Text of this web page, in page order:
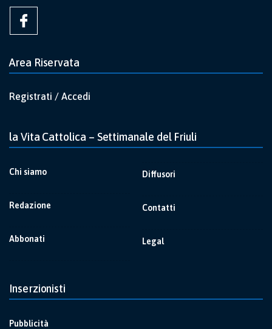
Area Riservata
Registrati / Accedi
la Vita Cattolica – Settimanale del Friuli
Chi siamo
Redazione
Abbonati
Diffusori
Contatti
Legal
Inserzionisti
Pubblicità